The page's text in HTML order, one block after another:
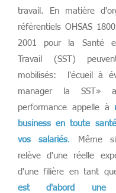
travail. En matière
référentiels OHSAS
2001 pour la Santé
Travail (SST)
mobilisés: l'écueil à
manager la SST»
performance appelle à
business en toute
vos salariés.
Même
relève d'une réelle
d'une filière en tant
est d'abord une